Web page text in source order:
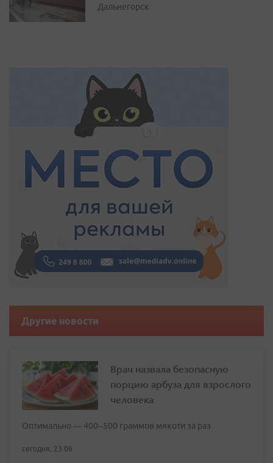
Дальнегорск
Другие новости
Врач назвала безопасную
порцию арбуза для взрослого
человека
Оптимально — 400–500 граммов мякоти за раз
сегодня, 23:06